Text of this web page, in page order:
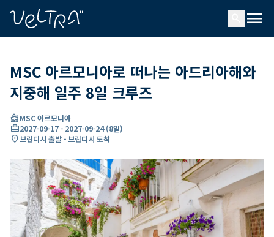
menu
MSC 아르모니아로 떠나는 아드리아해와
지중해 일주 8일 크루즈
directions_boatMSC 아르모니아
card_travel2027-09-17- 2027-09-24(8일)
location_on브린디시 출발 - 브린디시 도착